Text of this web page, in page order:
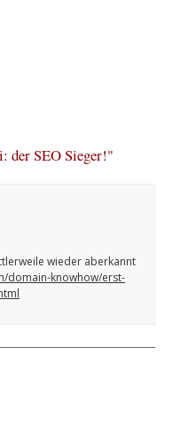
der SEO Sieger!"
wieder aberkannt
domain-knowhow/erst-